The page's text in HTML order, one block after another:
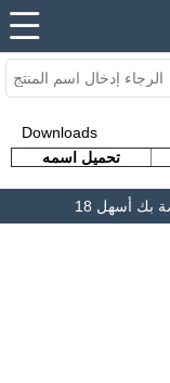
Downloads
تحميل اسمه
بك أسهل